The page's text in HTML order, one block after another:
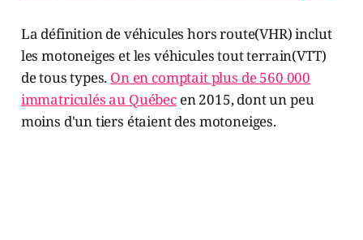
La définition de véhicules hors route(VHR) inclut
les motoneiges et les véhicules tout terrain(VTT)
de tous types. On en comptait plus de 560 000
immatriculés au Québecen 2015, dont un peu
moins d'un tiers étaient des motoneiges.